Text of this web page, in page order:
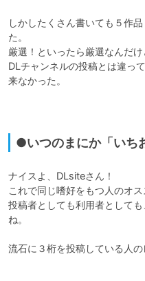
しかしたくさん書いても５作
た。
厳選！といったら厳選なんだけ
DLチャンネルの投稿とは違っ
来なかった。
●いつのまにか「いち
ナイスよ、DLsiteさん！
これで同じ嗜好をもつ人のオ
投稿者としても利用者として
ね。
流石に３桁を投稿している人